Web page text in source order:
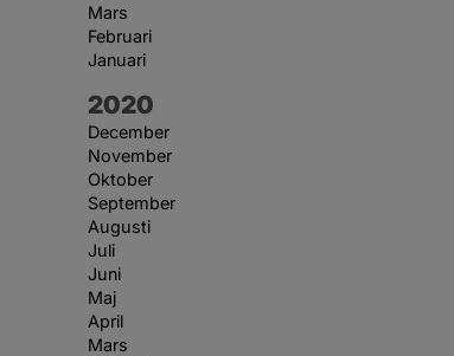
Mars
Februari
Januari
År:
2020
December
November
Oktober
September
Augusti
Juli
Juni
Maj
April
Mars